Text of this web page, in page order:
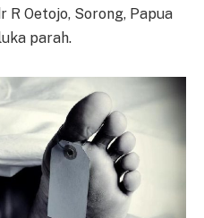
R Oetojo, Sorong, Papua
parah.